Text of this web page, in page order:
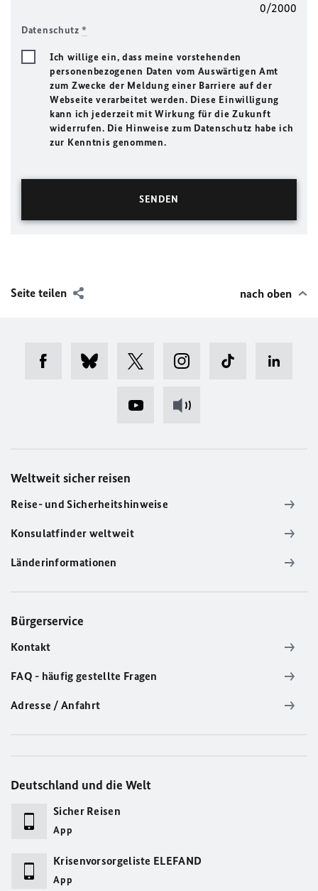
0/2000
Datenschutz*
Ich willige ein, dass meine vorstehenden
personenbezogenen Daten vom Auswärtigen Amt
zum Zwecke der Meldung einer Barriere auf der
Webseite verarbeitet werden. Diese Einwilligung
kann ich jederzeit mit Wirkung für die Zukunft
widerrufen. Die Hinweise zum Datenschutz habe ich
zur Kenntnis genommen.
Seite teilen nach oben
Weltweit sicher reisen
Reise- und Sicherheitshinweise
Konsulatfinder weltweit
Länderinformationen
Bürgerservice
Kontakt
FAQ - häufig gestellte Fragen
Adresse / Anfahrt
Deutschland und die Welt
Sicher Reisen
App
Krisenvorsorgeliste ELEFAND
App